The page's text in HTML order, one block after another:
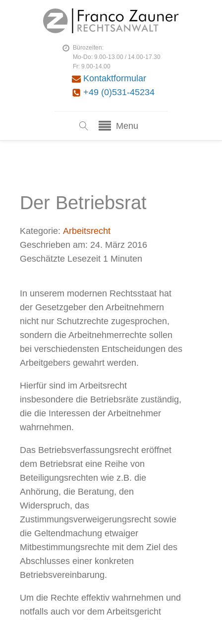
Bürozeiten:
Mo-Do: 9.00-13.00 / 14.00-17.30
Fr: 9.00-14.00
Kontaktformular
+49 (0)531-45234
Menu
Der Betriebsrat
Kategorie: Arbeitsrecht
Geschrieben am: 24. März 2016
Geschätzte Lesezeit 1 Minuten
In unserem modernen Rechtsstaat hat
der Gesetzgeber den Arbeitnehmern
nicht nur Schutzrechte zugesprochen,
sondern die Arbeitnehmerrechte sollen
bei verschiedensten Entscheidungen des
Arbeitgebers gewahrt werden.
Hierfür sind im Arbeitsrecht
insbesondere die Betriebsräte zuständig,
die die Interessen der Arbeitnehmer
wahrnehmen.
Das Betriebsverfassungsrecht eröffnet
dem Betriebsrat eine Reihe von
Beteiligungsrechten wie z.B. die
Anhörung, die Beratung, den
Widerspruch, das
Zustimmungsverweigerungsrecht sowie
die Geltendmachung etwaiger
Mitbestimmungsrechte mit dem Ziel des
Abschlusses einer konkreten
Betriebsvereinbarung.
Um die Rechte effektiv wahrnehmen und
notfalls auch vor dem Arbeitsgericht